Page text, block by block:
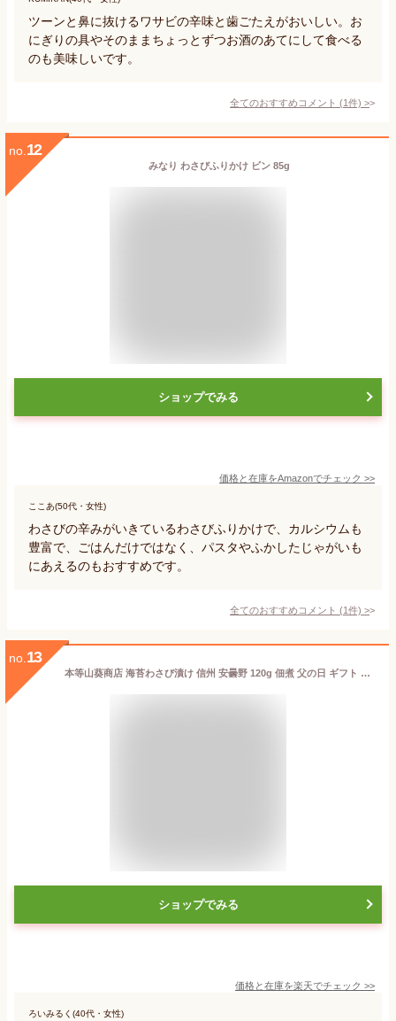
ツーンと鼻に抜けるワサビの辛味と歯ごたえがおいしい。お
にぎりの具やそのままちょっとずつお酒のあてにして食べる
のも美味しいです。
全てのおすすめコメント (1件) >
no. 12
みなり わさびふりかけ ビン 85g
ショップでみる
価格と在庫をAmazonでチェック >>
ここあ(50代・女性)
わさびの辛みがいきているわさびふりかけで、カルシウムも
豊富で、ごはんだけではなく、パスタやふかしたじゃがいも
にあえるのもおすすめです。
全てのおすすめコメント (1件) >
no. 13
本等山葵商店 海苔わさび漬け 信州 安曇野 120g 佃煮 父の日 ギフト プレゼント 内祝
ショップでみる
価格と在庫を楽天でチェック >>
ろいみるく(40代・女性)